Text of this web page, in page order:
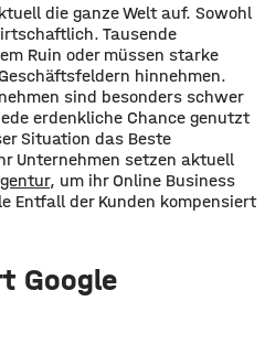
die ganze Welt auf. Sowohl
Tausende
Ruin oder müssen starke
hinnehmen.
sind besonders schwer
erdenkliche Chance genutzt
Situation das Beste
Unternehmen setzen aktuell
, um ihr Online Business
Entfall der Kunden kompensiert
Google